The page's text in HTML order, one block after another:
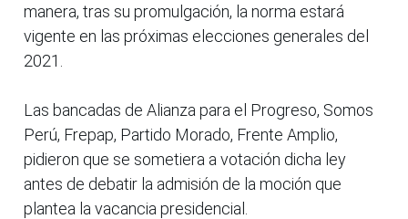
manera, tras su promulgación, la norma estará
vigente en las próximas elecciones generales del
2021.
Las bancadas de Alianza para el Progreso, Somos
Perú, Frepap, Partido Morado, Frente Amplio,
pidieron que se sometiera a votación dicha ley
antes de debatir la admisión de la moción que
plantea la vacancia presidencial.